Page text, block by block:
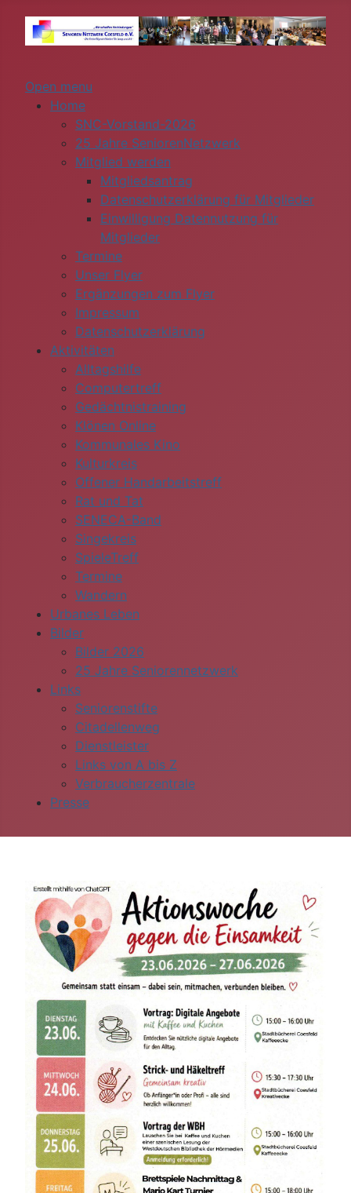
Open menu
Home
SNC-Vorstand-2026
25 Jahre SeniorenNetzwerk
Mitglied werden
Mitgliedsantrag
Datenschutzerklärung für Mitglieder
Einwilligung Datennutzung für
Mitglieder
Termine
Unser Flyer
Ergänzungen zum Flyer
Impressum
Datenschutzerklärung
Aktivitäten
Alltagshilfe
Computertreff
Gedächtnistraining
Klönen Online
Kommunales Kino
Kulturkreis
Offener Handarbeitstreff
Rat und Tat
SENECA-Band
Singekreis
SpieleTreff
Termine
Wandern
Urbanes Leben
Bilder
Bilder 2026
25 Jahre Seniorennetzwerk
Links
Seniorenstifte
Citadellenweg
Dienstleister
Links von A bis Z
Verbraucherzentrale
Presse